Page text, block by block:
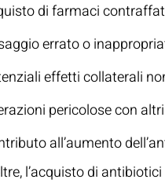
di farmaci
errato o
effetti collaterali
pericolose con
all’aumento
l’acquisto di